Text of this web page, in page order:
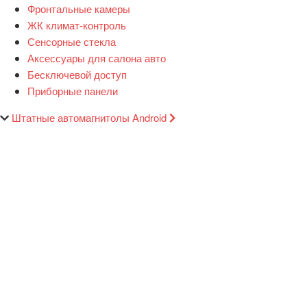
Фронтальные камеры
ЖК климат-контроль
Сенсорные стекла
Аксессуары для салона авто
Бесключевой доступ
Приборные панели
Штатные автомагнитолы Android